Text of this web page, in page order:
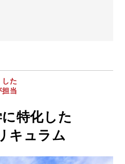
した
担当
特化した
キュラム